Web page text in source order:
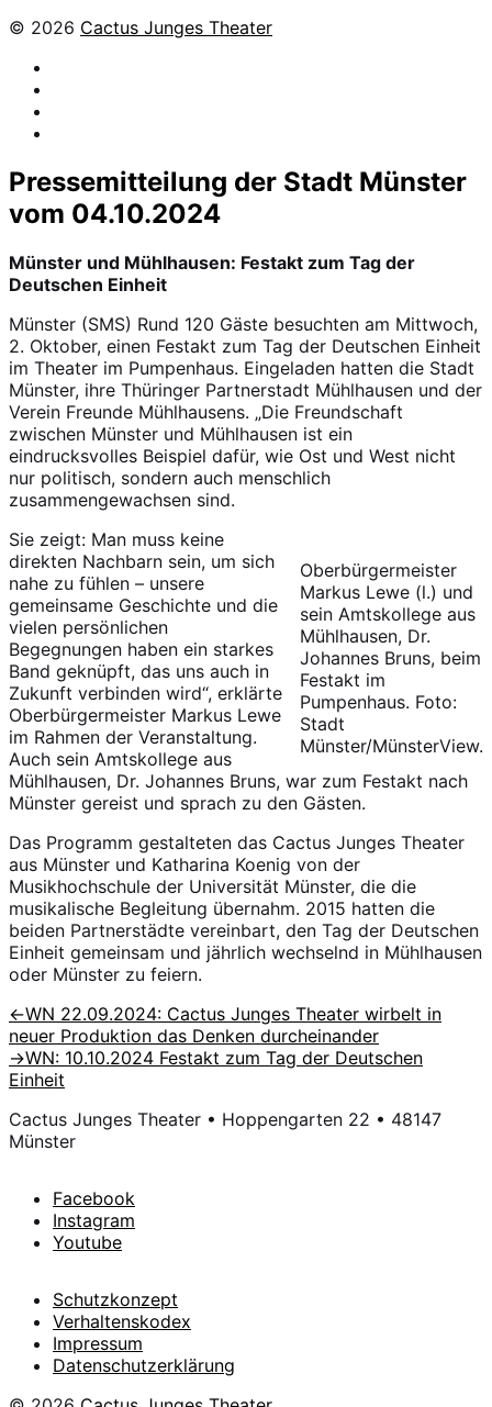
© 2026 Cactus Junges Theater
Pressemitteilung der Stadt Münster
vom 04.10.2024
Münster und Mühlhausen: Festakt zum Tag der
Deutschen Einheit
Münster (SMS) Rund 120 Gäste besuchten am Mittwoch,
2. Oktober, einen Festakt zum Tag der Deutschen Einheit
im Theater im Pumpenhaus. Eingeladen hatten die Stadt
Münster, ihre Thüringer Partnerstadt Mühlhausen und der
Verein Freunde Mühlhausens. „Die Freundschaft
zwischen Münster und Mühlhausen ist ein
eindrucksvolles Beispiel dafür, wie Ost und West nicht
nur politisch, sondern auch menschlich
zusammengewachsen sind.
Oberbürgermeister
Markus Lewe (l.) und
sein Amtskollege aus
Mühlhausen, Dr.
Johannes Bruns, beim
Festakt im
Pumpenhaus. Foto:
Stadt
Münster/MünsterView.
Sie zeigt: Man muss keine
direkten Nachbarn sein, um sich
nahe zu fühlen – unsere
gemeinsame Geschichte und die
vielen persönlichen
Begegnungen haben ein starkes
Band geknüpft, das uns auch in
Zukunft verbinden wird“, erklärte
Oberbürgermeister Markus Lewe
im Rahmen der Veranstaltung.
Auch sein Amtskollege aus
Mühlhausen, Dr. Johannes Bruns, war zum Festakt nach
Münster gereist und sprach zu den Gästen.
Das Programm gestalteten das Cactus Junges Theater
aus Münster und Katharina Koenig von der
Musikhochschule der Universität Münster, die die
musikalische Begleitung übernahm. 2015 hatten die
beiden Partnerstädte vereinbart, den Tag der Deutschen
Einheit gemeinsam und jährlich wechselnd in Mühlhausen
oder Münster zu feiern.
Beitragsnavigation
←Vorheriger
Beitrag:
WN 22.09.2024: Cactus Junges Theater wirbelt in
neuer Produktion das Denken durcheinander
→Nächster
Beitrag:
WN: 10.10.2024 Festakt zum Tag der Deutschen
Einheit
Cactus Junges Theater • Hoppengarten 22 • 48147
Münster
Facebook
Instagram
Youtube
Schutzkonzept
Verhaltenskodex
Impressum
Datenschutzerklärung